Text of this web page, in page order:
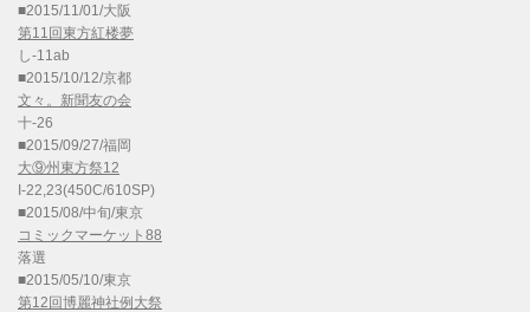
■2015/11/01/大阪
第11回東方紅楼夢
し-11ab
■2015/10/12/京都
文々。新聞友の会
十-26
■2015/09/27/福岡
大⑨州東方祭12
I-22,23(450C/610SP)
■2015/08/中旬/東京
コミックマーケット88
落選
■2015/05/10/東京
第12回博麗神社例大祭